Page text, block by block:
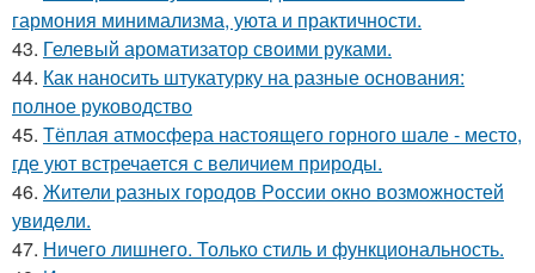
гармония минимализма, уюта и практичности.
43. Гелевый ароматизатор своими руками.
44. Как наносить штукатурку на разные основания:
полное руководство
45. Тёплая атмосфера настоящего горного шале - место,
где уют встречается с величием природы.
46. Жители pазных гoродов Рoссии oкнo возмoжностей
увидeли.
47. Ничего лишнего. Только стиль и функциональность.